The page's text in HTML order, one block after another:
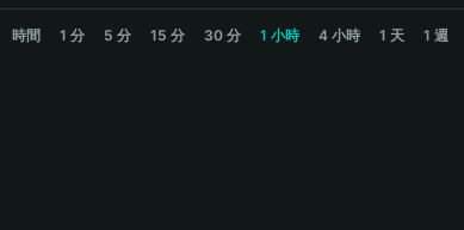
Bahasa Indonesia
POPCAT Price Chart
時間 1 分 5 分 15 分 30 分 1 小時 4 小時 1 天 1 週